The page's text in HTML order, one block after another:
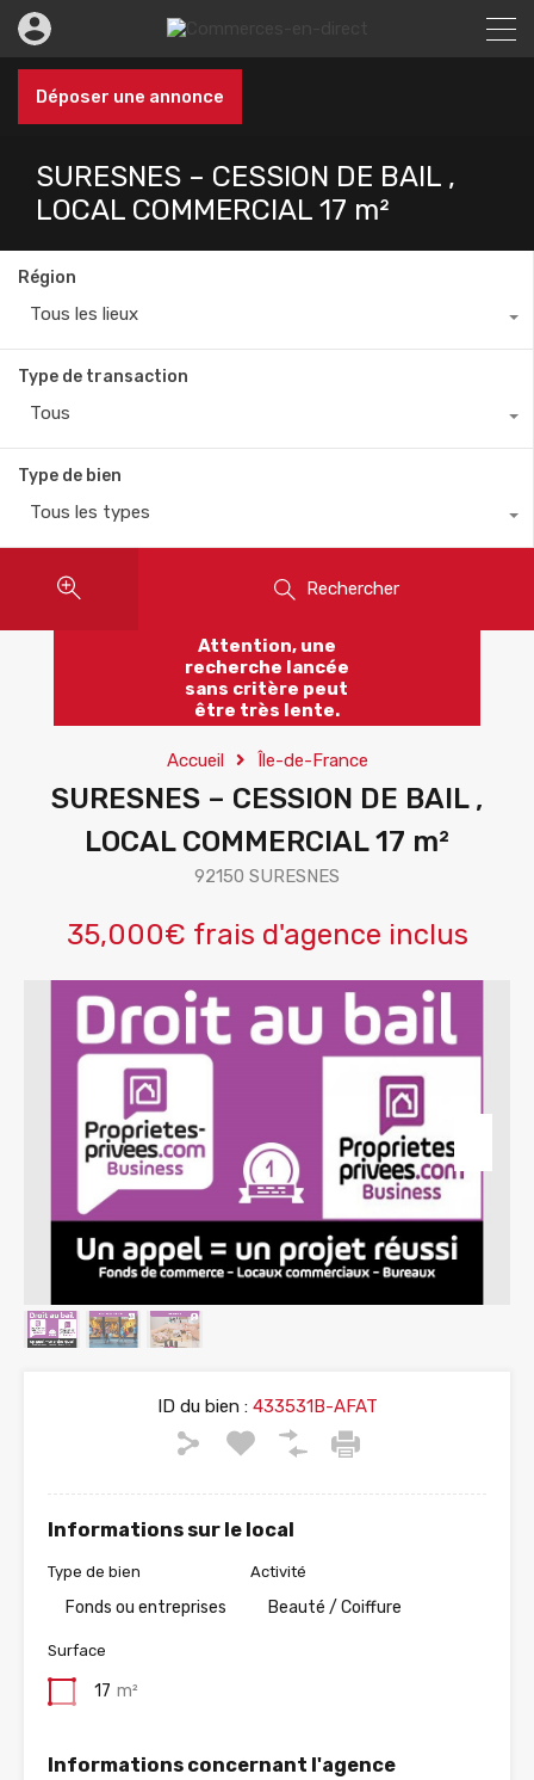
Déposer une annonce
SURESNES – CESSION DE BAIL ,
LOCAL COMMERCIAL 17 m²
Région
Tous les lieux
Type de transaction
Tous
Type de bien
Tous les types
Rechercher
Attention, une
recherche lancée
sans critère peut
être très lente.
Accueil Île-de-France
SURESNES – CESSION DE BAIL ,
LOCAL COMMERCIAL 17 m²
92150 SURESNES
35,000€ frais d'agence inclus
ID du bien :433531B-AFAT
Informations sur le local
Type de bien
Fonds ou entreprises
Activité
Beauté / Coiffure
Surface
17 m²
Informations concernant l'agence